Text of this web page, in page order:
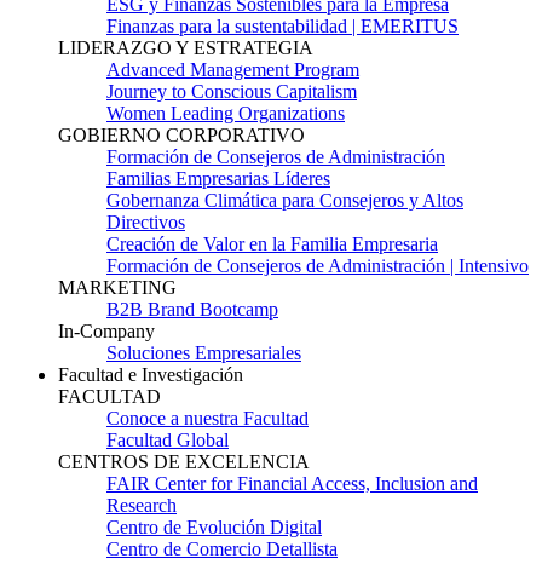
ESG y Finanzas Sostenibles para la Empresa
Finanzas para la sustentabilidad | EMERITUS
LIDERAZGO Y ESTRATEGIA
Advanced Management Program
Journey to Conscious Capitalism
Women Leading Organizations
GOBIERNO CORPORATIVO
Formación de Consejeros de Administración
Familias Empresarias Líderes
Gobernanza Climática para Consejeros y Altos
Directivos
Creación de Valor en la Familia Empresaria
Formación de Consejeros de Administración | Intensivo
MARKETING
B2B Brand Bootcamp
In-Company
Soluciones Empresariales
Facultad e Investigación
FACULTAD
Conoce a nuestra Facultad
Facultad Global
CENTROS DE EXCELENCIA
FAIR Center for Financial Access, Inclusion and
Research
Centro de Evolución Digital
Centro de Comercio Detallista